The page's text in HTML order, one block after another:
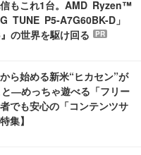
信もこれ1台。AMD Ryzen™
TUNE P5-A7G60BK-D」
の世界を駆け回る
PR
ら始める新米“ヒカセン”が
―めっちゃ遊べる「フリー
でも安心の「コンテンツサ
集】